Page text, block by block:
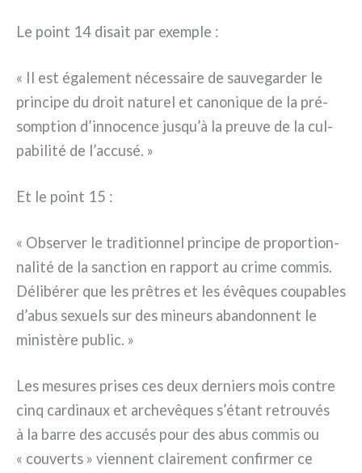
Le point 14 disait par exem­ple :
« Il est éga­le­ment néces­sai­re de sau­ve­gar­der le
prin­ci­pe du droit natu­rel et cano­ni­que de la pré­
somp­tion d’innocence jusqu’à la pre­u­ve de la cul­
pa­bi­li­té de l’accusé. »
Et le point 15 :
« Observer le tra­di­tion­nel prin­ci­pe de pro­por­tion­
na­li­té de la sanc­tion en rap­port au cri­me com­mis.
Délibérer que les prê­tres et les évê­ques cou­pa­bles
d’abus sexuels sur des mineurs aban­don­nent le
mini­stè­re public. »
Les mesu­res pri­ses ces deux der­niers mois con­tre
cinq car­di­naux et arche­vê­ques s’étant retrou­vés
à la bar­re des accu­sés pour des abus com­mis ou
« cou­verts » vien­nent clai­re­ment con­fir­mer ce